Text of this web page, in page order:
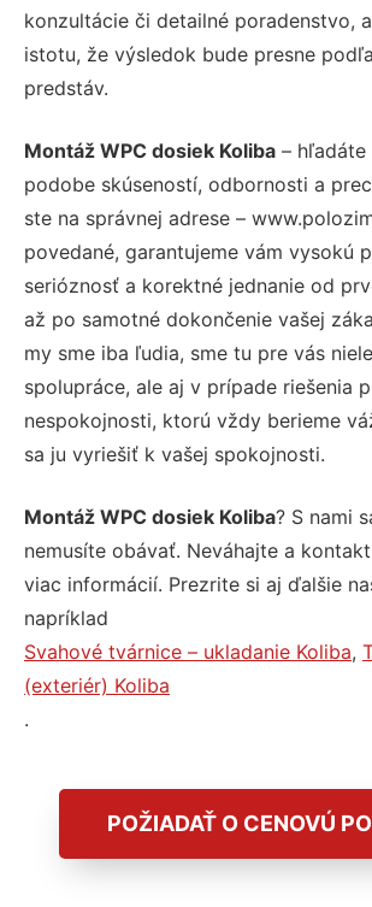
konzultácie či detailné poradenstvo,
istotu, že výsledok bude presne
predstáv.
Montáž WPC dosiek Koliba –
podobe skúseností, odbornosti a
ste na správnej adrese –
povedané, garantujeme vám vysokú
serióznosť a korektné jednanie od
až po samotné dokončenie vašej
my sme iba ľudia, sme tu pre vás
spolupráce, ale aj v prípade riešenia
nespokojnosti, ktorú vždy berieme
sa ju vyriešiť k vašej spokojnosti.
Montáž WPC dosiek Koliba? S nami
nemusíte obávať. Neváhajte a
viac informácií. Prezrite si aj ďalšie
napríklad
Svahové tvárnice – ukladanie Koliba,
(exteriér) Koliba
.
POŽIADAŤ O CENOVÚ